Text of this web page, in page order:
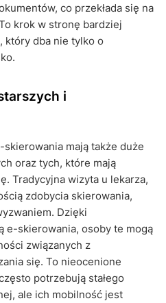
co przekłada się na
krok w stronę bardziej
który dba nie tylko o
i
mają także duże
oraz tych, które mają
Tradycyjna wizyta u lekarza,
zdobycia skierowania,
Dzięki
e-skierowania, osoby te mogą
związanych z
się. To nieocenione
potrzebują stałego
ale ich mobilność jest